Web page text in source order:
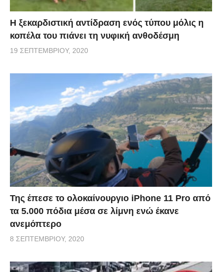
Η ξεκαρδιστική αντίδραση ενός τύπου μόλις η
κοπέλα του πιάνει τη νυφική ανθοδέσμη
19 ΣΕΠΤΕΜΒΡΊΟΥ, 2020
Της έπεσε το ολοκαίνουργιο iPhone 11 Pro από
τα 5.000 πόδια μέσα σε λίμνη ενώ έκανε
ανεμόπτερο
8 ΣΕΠΤΕΜΒΡΊΟΥ, 2020